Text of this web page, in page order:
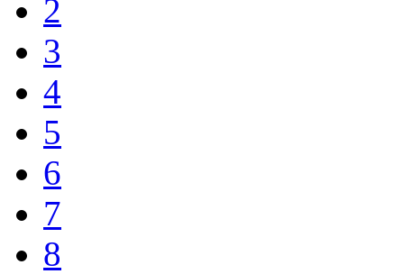
2
3
4
5
6
7
8